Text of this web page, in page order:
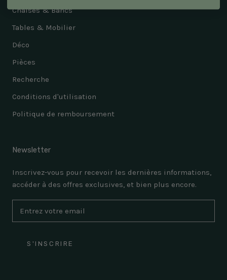
Chaises & Bancs
Tables & Mobilier
Déco
Pièces
Recherche
Conditions d'utilisation
Politique de remboursement
Newsletter
Inscrivez-vous pour recevoir les dernières informations,
accéder à des offres exclusives, et bien plus encore.
S'INSCRIRE